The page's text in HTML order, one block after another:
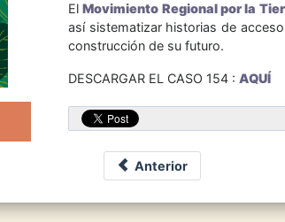
ElMovimiento Regional por la
así sistematizar historias de
construcción de su futuro.
DESCARGAR EL CASO 154 : AQUÍ
Anterior